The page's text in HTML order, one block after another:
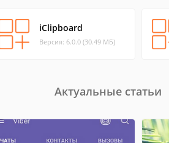
iClipboard
Версия: 6.0.0 (30.49 МБ)
Актуальные статьи